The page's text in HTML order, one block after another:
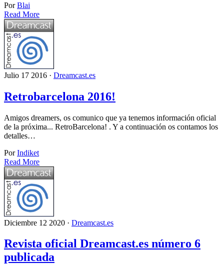
PorBlai
Read More
Julio 17 2016 · Dreamcast.es
Retrobarcelona 2016!
Amigos dreamers, os comunico que ya tenemos información oficial
de la próxima... RetroBarcelona! . Y a continuación os contamos los
detalles…
PorIndiket
Read More
Diciembre 12 2020 · Dreamcast.es
Revista oficial Dreamcast.es número 6
publicada